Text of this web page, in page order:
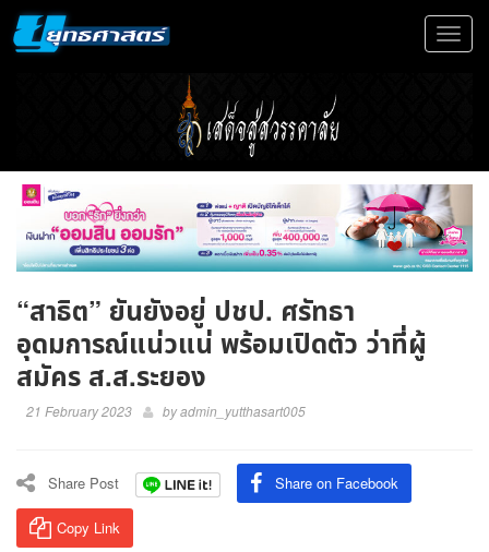
Toggle
“สาธิต” ยันยังอยู่ ปชป. ศรัทธา
อุดมการณ์แน่วแน่ พร้อมเปิดตัว ว่าที่ผู้
สมัคร ส.ส.ระยอง
21 February 2023 byadmin_yutthasart005
Share Post Share on Facebook
Copy Link